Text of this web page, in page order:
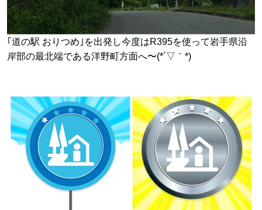
｢道の駅 おりつめ｣を出発し今度はR395を使って岩手県沿
岸部の最北端である洋野町方面へ〜(*´▽｀*)